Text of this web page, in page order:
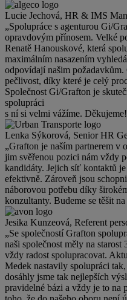
Lucie Jechová, HR & IMS
„Spolupráce s agenturou Gi/
opravdovým přínosem. Velké
Renatě Hanouskové, která
maximálním nasazením
odpovídají našim
pečlivost, díky které je celý
Společnost Gi/Grafton je
spolupráci
s ní si velmi vážíme.
Lenka Sýkorová, Senior HR
„Grafton je naším partnerem v
jim svěřenou pozici nám vždy
kandidáty. Jejich síť kontaktů
efektivně. Zároveň jsou
náborovou potřebu díky
konzultanty. Budeme se těšit
Jesika Kunzeová, Referent
„Se společností Grafton
naši společnost měly na
vždy radost spolupracovat.
Medek nastavily spolupráci
dosáhly jsme tak nejlepších
pravidelné bázi a vždy je to na